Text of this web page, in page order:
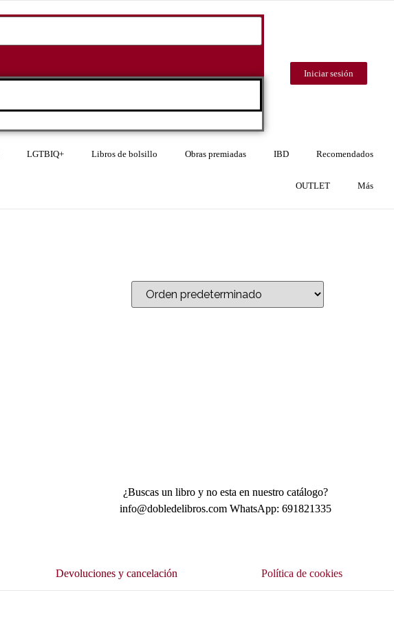
Iniciar sesión
LGTBIQ+ Libros de bolsillo Obras premiadas IBD Recomendados
OUTLET Más
¿Buscas un libro y no esta en nuestro catálogo?
info@dobledelibros.com WhatsApp: 691821335
Devoluciones y cancelación Política de cookies